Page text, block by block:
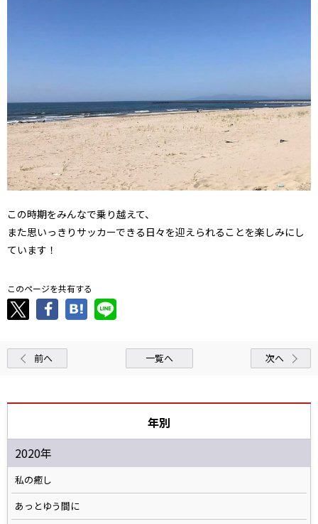
この時期をみんなで乗り越えて、
また思いっきりサッカーできる日々を迎えられることを楽しみにし
ています！
このページを共有する
前へ 一覧へ 次へ
年別
2020年
私の癒し
あっとゆう間に